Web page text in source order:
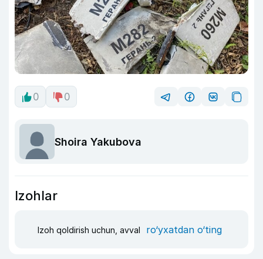
0 0
Shoira Yakubova
Izohlar
Izoh qoldirish uchun, avval ro‘yxatdan o‘ting